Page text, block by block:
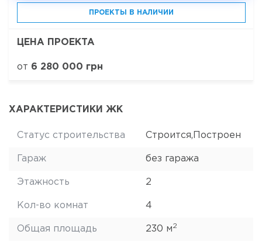
ПРОЕКТЫ В НАЛИЧИИ
ЦЕНА ПРОЕКТА
от 6 280 000 грн
ХАРАКТЕРИСТИКИ ЖК
Статус строительства Строится,Построен
Гараж без гаража
Этажность 2
Кол-во комнат 4
Общая площадь 230 м2